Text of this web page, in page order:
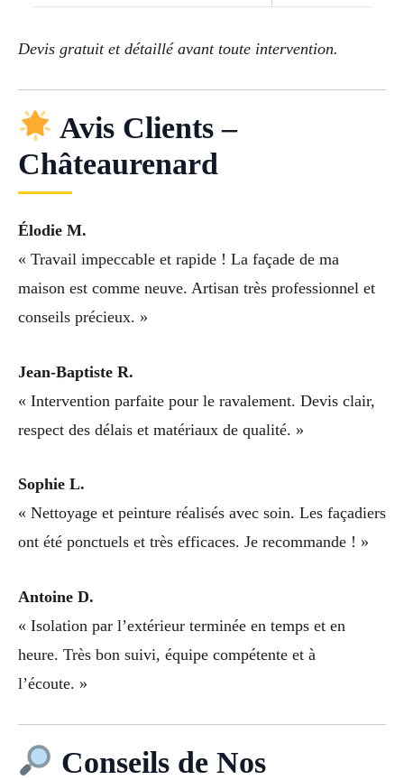
Devis gratuit et détaillé avant toute intervention.
Avis Clients –
Châteaurenard
Élodie M.
« Travail impeccable et rapide ! La façade de ma
maison est comme neuve. Artisan très professionnel et
conseils précieux. »
Jean-Baptiste R.
« Intervention parfaite pour le ravalement. Devis clair,
respect des délais et matériaux de qualité. »
Sophie L.
« Nettoyage et peinture réalisés avec soin. Les façadiers
ont été ponctuels et très efficaces. Je recommande ! »
Antoine D.
« Isolation par l’extérieur terminée en temps et en
heure. Très bon suivi, équipe compétente et à
l’écoute. »
Conseils de Nos